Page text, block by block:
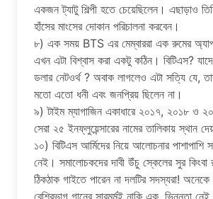
একজন ট্যাটু শিল্পী হতে চেয়েছিলেন। এছাড়াও
হাঁসের মাংসের দোকান পরিচালনা করবেন।
৮) এক সময় BTS এর মেম্বাররা এক রুমের
এখন এটা বিশ্বাস করা একটু কঠিন। বিটিএস?
ডলার নেটওর্থ ? অবাক লাগলেও এটা সত্যি যে,
মতো এতো ধনী এবং জনপ্রিয় ছিলেন না।
৯) টাইম ম্যাগাজিন একাধারে ২০১৭, ২০১৮ ও
সেরা ২৫ ইনফ্লুয়েন্সারের নামের তালিকায় স্থান
১০) বিটিএস আর্মিদের নিয়ে আলোচনার পাশাপাশি
নেই। সমালোচকদের দাবী উঁচু স্কেলের সুর কিংবা
ঠিকঠাক গাইতে পারেন না দলটির সদস্যরা!
বেশিরভাগ গানের সারমর্মই নাকি এক, ভিন্নতা